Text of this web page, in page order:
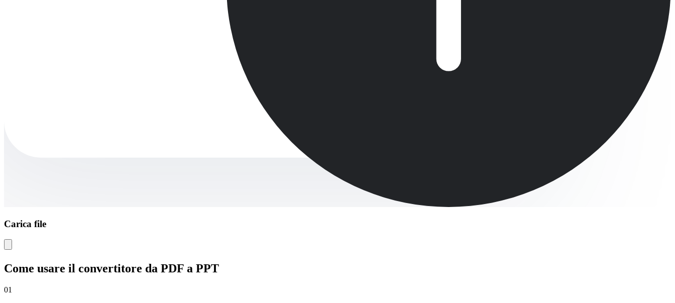
Carica file
Come usare il convertitore da PDF a PPT
01